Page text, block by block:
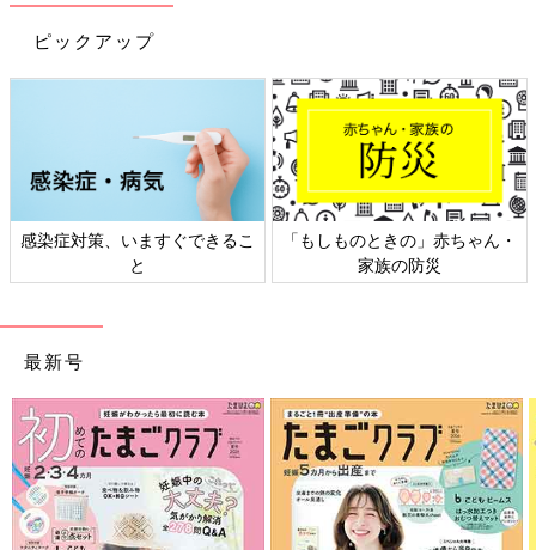
ピックアップ
「もしものときの」赤ちゃん・
家族の防災
日本外来小児科学会リーフレッ
ト検討会
最新号